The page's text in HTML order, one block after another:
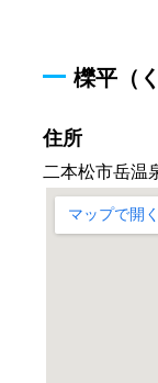
櫟平（
住所